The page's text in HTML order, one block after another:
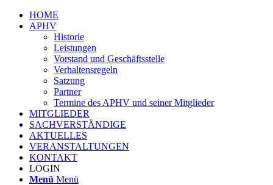
HOME
APHV
Historie
Leistungen
Vorstand und Geschäftsstelle
Verhaltensregeln
Satzung
Partner
Termine des APHV und seiner Mitglieder
MITGLIEDER
SACHVERSTÄNDIGE
AKTUELLES
VERANSTALTUNGEN
KONTAKT
LOGIN
Menü Menü